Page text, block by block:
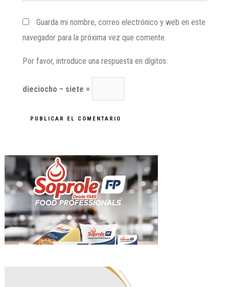
Guarda mi nombre, correo electrónico y web en este
navegador para la próxima vez que comente.
Por favor, introduce una respuesta en dígitos:
dieciocho − siete =